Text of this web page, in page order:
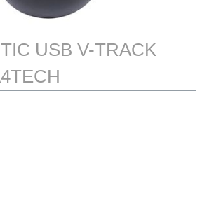
USB V-TRACK